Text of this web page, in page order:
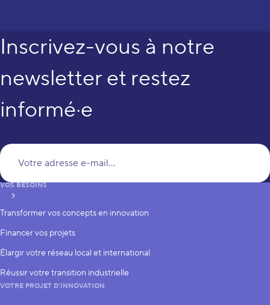
Inscrivez-vous à notre
newsletter et restez
informé·e
S’inscrire
VOS BESOINS
Transformer vos concepts en innovation
Financer vos projets
Élargir votre réseau local et international
Réussir votre transition industrielle
VOTRE PROJET D’INNOVATION